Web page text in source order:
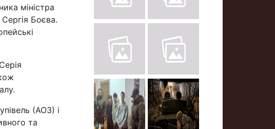
міністра
Боєва.
(АОЗ) і
та